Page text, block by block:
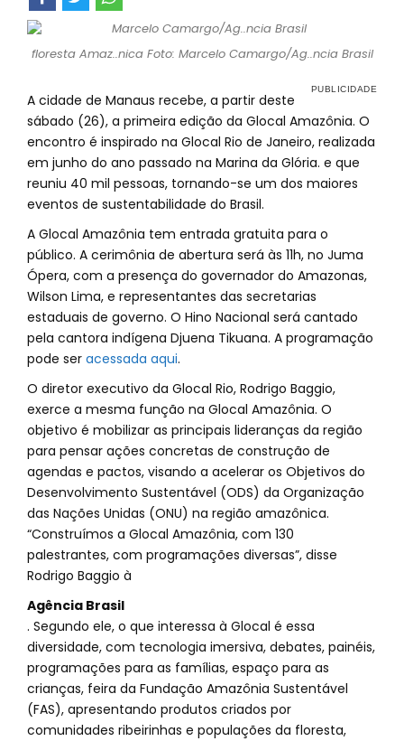
floresta Amaz..nica Foto: Marcelo Camargo/Ag..ncia Brasil
A cidade de Manaus recebe, a partir deste
sábado (26), a primeira edição da Glocal Amazônia. O
encontro é inspirado na Glocal Rio de Janeiro, realizada
em junho do ano passado na Marina da Glória. e que
reuniu 40 mil pessoas, tornando-se um dos maiores
eventos de sustentabilidade do Brasil.
A Glocal Amazônia tem entrada gratuita para o
público. A cerimônia de abertura será às 11h, no Juma
Ópera, com a presença do governador do Amazonas,
Wilson Lima, e representantes das secretarias
estaduais de governo. O Hino Nacional será cantado
pela cantora indígena Djuena Tikuana. A programação
pode ser acessada aqui.
O diretor executivo da Glocal Rio, Rodrigo Baggio,
exerce a mesma função na Glocal Amazônia. O
objetivo é mobilizar as principais lideranças da região
para pensar ações concretas de construção de
agendas e pactos, visando a acelerar os Objetivos do
Desenvolvimento Sustentável (ODS) da Organização
das Nações Unidas (ONU) na região amazônica.
“Construímos a Glocal Amazônia, com 130
palestrantes, com programações diversas”, disse
Rodrigo Baggio à
Agência Brasil
. Segundo ele, o que interessa à Glocal é essa
diversidade, com tecnologia imersiva, debates, painéis,
programações para as famílias, espaço para as
crianças, feira da Fundação Amazônia Sustentável
(FAS), apresentando produtos criados por
comunidades ribeirinhas e populações da floresta,